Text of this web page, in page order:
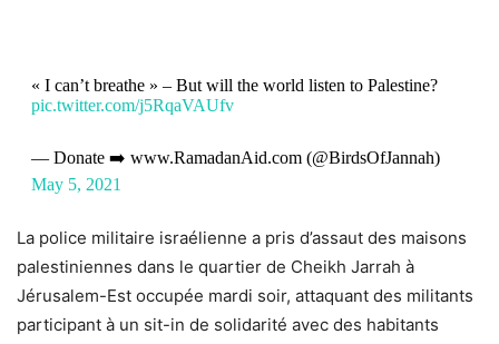
« I can’t breathe » – But will the world listen to Palestine?
pic.twitter.com/j5RqaVAUfv
— Donate ➡️ www.RamadanAid.com (@BirdsOfJannah)
May 5, 2021
La police militaire israélienne a pris d’assaut des maisons
palestiniennes dans le quartier de Cheikh Jarrah à
Jérusalem-Est occupée mardi soir, attaquant des militants
participant à un sit-in de solidarité avec des habitants